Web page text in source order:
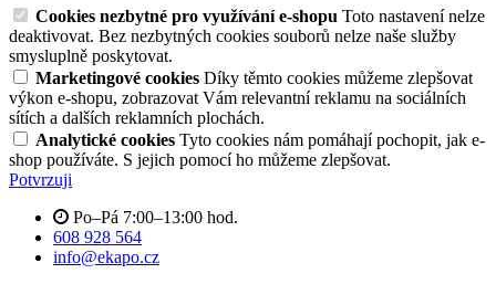
Cookies nezbytné pro využívání e-shopu Toto nastavení nelze
deaktivovat. Bez nezbytných cookies souborů nelze naše služby
smysluplně poskytovat.
Marketingové cookies Díky těmto cookies můžeme zlepšovat
výkon e-shopu, zobrazovat Vám relevantní reklamu na sociálních
sítích a dalších reklamních plochách.
Analytické cookies Tyto cookies nám pomáhají pochopit, jak e-
shop používáte. S jejich pomocí ho můžeme zlepšovat.
Potvrzuji
Po–Pá 7:00–13:00 hod.
608 928 564
info@ekapo.cz